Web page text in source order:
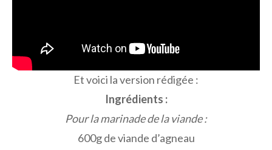
Et voici la version rédigée :
Ingrédients :
Pour la marinade de la viande :
600g de viande d’agneau